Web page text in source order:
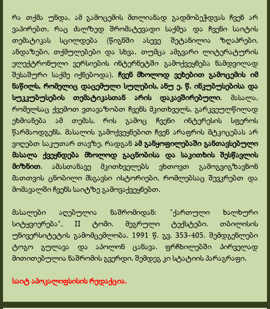
რა თქმა უნდა, ამ გამოცემის მთლიანად გადმობეჭდვას ჩვენ არ
ვაპირებთ, რაც ძალზედ შრომატევადი საქმეა და ჩვენი საიტის
თემატიკას სცილდება (წიგნში ასევე შეტანილია ზღაპრები,
ანდაზები, თქმულებები და სხვა, თუმცა ამგვარი ლიტერატურის
ელექტრონული ვერსიების ინტერნეტში გამოქვეყნება ნამდვილად
შესაშური საქმე იქნებოდა). ჩვენ მხოლოდ ვეხებით გამოცემის იმ
ნაწილს, რომელიც დაცემული სულების, ანუ ე. წ. ინკუბუსებისა და
სუკკუბუსების თემატიკასთან არის დაკავშირებული. მასალა,
რომელსაც ქვემოთ ვთავაზობთ ჩვენს მკითხველს, გარკვეულწილად
ეხმიანება ამ თემას, რის გამოც ჩვენი ინტერესის სფეროს
წარმაოდგენს. მასალის გამოქვეყნებით ჩვენ არაფრის მტკიცებას არ
ვიღებთ საკუთარ თავზე, რადგან ამ განყოფილებაში განთავსებული
მასალა ქვეყნდება მხოლოდ გაცნობისა და საკითხის შესწავლის
მიზნით. ამასთანავე მკითხველებს ვხთოვთ გამოგვიგზავნონ
მათთვის ცნობილი მსგავსი ისტორიები, რომლებსაც შევკრებთ და
მომავალში ჩვენს საიტზე გამოვაქვეყნებთ.
მასალები აღებულია ნაშრომიდან: "ქართული ხალხური
სიტყვიერება", II ტომი. მეგრული ტექსტები. თბილისის
უნივერსიტეტის გამომცემლობა. 1991 წ. გვ. 353-405. შემდგენლები
ტოგო გულავა და აპოლონ ცანავა. ფრჩხილებში პირველად
მითითებულია ნაშრომის გვერდი, შემდეგ კი სტატიის პარაგრაფი.
საიტ აპოკალიფსისის რედაქცია.